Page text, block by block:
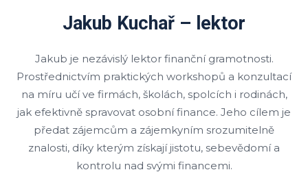
Jakub Kuchař – lektor
Jakub je nezávislý lektor finanční gramotnosti.
Prostřednictvím praktických workshopů a konzultací
na míru učí ve firmách, školách, spolcích i rodinách,
jak efektivně spravovat osobní finance. Jeho cílem je
předat zájemcům a zájemkyním srozumitelně
znalosti, díky kterým získají jistotu, sebevědomí a
kontrolu nad svými financemi.